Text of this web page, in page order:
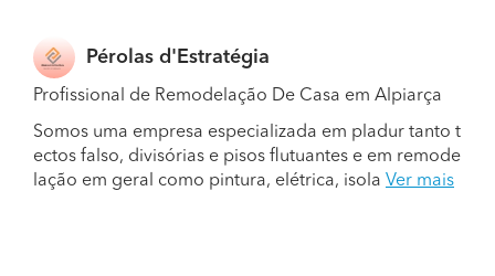
Pérolas d'Estratégia
Profissional de Remodelação De Casa em Alpiarça
Somos uma empresa especializada em pladur tanto t
ectos falso, divisórias e pisos flutuantes e em remode
lação em geral como pintura, elétrica, isola Ver mais